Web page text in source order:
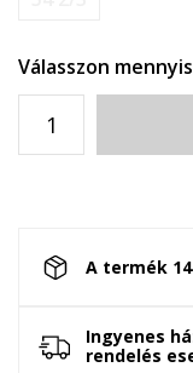
Válasszon
A termék
Ingyenes
rendelés